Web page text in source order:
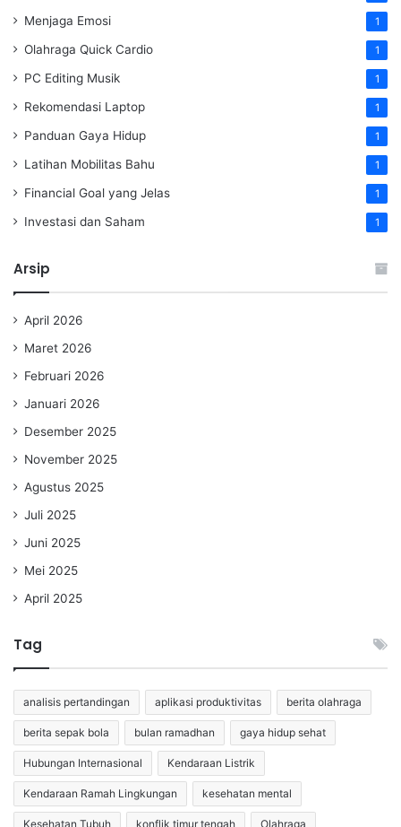
Menjaga Emosi 1
Olahraga Quick Cardio 1
PC Editing Musik 1
Rekomendasi Laptop 1
Panduan Gaya Hidup 1
Latihan Mobilitas Bahu 1
Financial Goal yang Jelas 1
Investasi dan Saham 1
Arsip
April 2026
Maret 2026
Februari 2026
Januari 2026
Desember 2025
November 2025
Agustus 2025
Juli 2025
Juni 2025
Mei 2025
April 2025
Tag
analisis pertandingan aplikasi produktivitas berita olahraga
berita sepak bola bulan ramadhan gaya hidup sehat
Hubungan Internasional Kendaraan Listrik
Kendaraan Ramah Lingkungan kesehatan mental
Kesehatan Tubuh konflik timur tengah Olahraga